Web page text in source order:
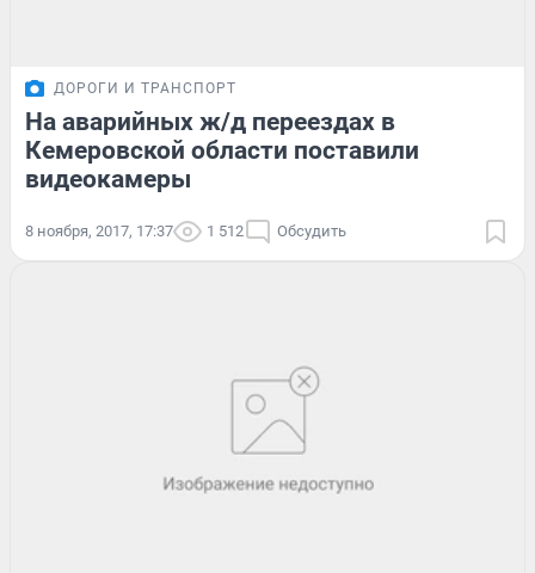
ДОРОГИ И ТРАНСПОРТ
На аварийных ж/д переездах в
Кемеровской области поставили
видеокамеры
8 ноября, 2017, 17:37 1 512 Обсудить